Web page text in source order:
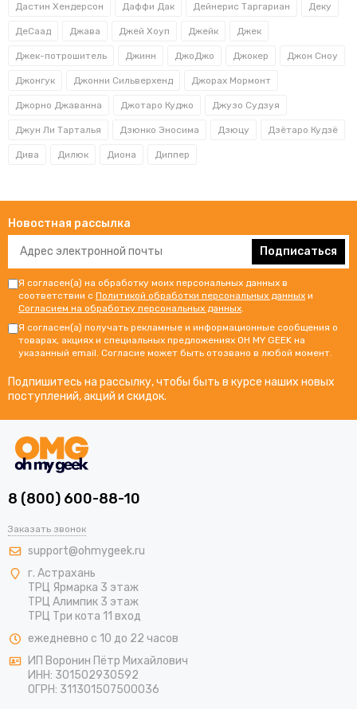
Дастин Хендерсон Даффи Дак Дейнерис Таргариан Деку
ДеСаад Джава Джей Хоуп Джейк Джек
Джек-потрошитель Джинн ДжоДжо Джокер Джон Сноу
Джонгук Джонни Сильверхенд Джорах Мормонт
Джорно Джаванна Джотаро Куджо Джузо Судзуя
Джун Ли Тарталья Дзюнко Эносима Дзюцу Дзётаро Кудзё
Дива Дилюк Диона Диппер
Новостная рассылка
Подписаться
Я согласен(а) на обработку моих персональных данных в
соответствии с Политикой обработки персональных данных и
Согласием на обработку персональных данных.
Я согласен(а) получать рекламные и информационные сообщения о
товарах, акциях и специальных предложениях OH MY GEEK на
указанный email. Согласие может быть отозвано в любой момент.
Подпишитесь на рассылку, чтобы быть в курсе наших новых
поступлений, акций и скидок.
8 (800) 600-88-10
Заказать звонок
support@ohmygeek.ru
г. Астрахань
ТРЦ Ярмарка 3 этаж
ТРЦ Алимпик 3 этаж
ТРЦ Три кота 11 вход
ежедневно с 10 до 22 часов
ИП Воронин Пётр Михайлович
ИНН: 301502930592
ОГРН: 311301507500036